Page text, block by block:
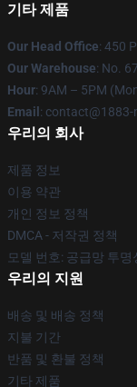
기타 제품
Our Head Office: 450
Our Warehouse: No.
Hour: 9AM – 5PM
Email :
우리의 회사
제품 정보
이용 약관
개인 정보 정책
DMCA - 저작권 정책
모델 번호: 공급망 투명
우리의 지원
배송 및 배송 정책
지불 기간
반품 및 환불 정책
기타 제품